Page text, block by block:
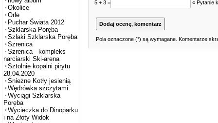
Okolice
Orle
Puchar Świata 2012
Szklarska Poręba
Szlaki Szklarska Poręba
Szrenica
Szrenica - kompleks
narciarski Ski-arena
Sztolnie kopalni pirytu
28.04.2020
Śnieżne Kotły jesienią
Wędrówka szczytami.
Wyciągi Szklarska
Poręba
Wycieczka do Dinoparku
i na Złoty Widok
5 + 3 = « Pytanie
Pola oznaczone (*) są wymagane. Komentarze